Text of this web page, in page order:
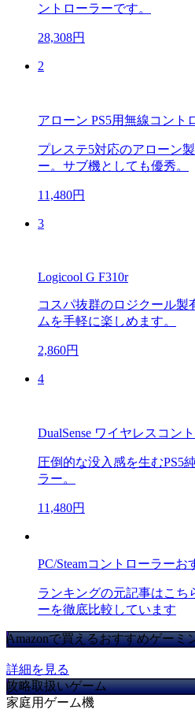
ントローラーです。
28,308円
2
アローン PS5用無線コント
プレステ5対応のアローン
ー。サブ機としても優秀。
11,480円
3
Logicool G F310r
コスパ抜群のロジクール製
ムを手軽に楽しめます。
2,860円
4
DualSense ワイヤレスコン
圧倒的な没入感を生むPS5
ラー。
11,480円
PC/Steamコントローラーお
ランキングの元記事はこち
ーを徹底比較しています
Amazonで買えるおすすめゲーミ
詳細を見る
攻略取扱いゲーム
家庭用ゲーム機